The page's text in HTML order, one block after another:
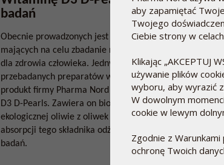
badań
Obecnie prowadzonych jest wiele badań
mających na celu zbadanie roli witaminy D
dla zdrowia człowieka. Jednym z najlepiej
przebadanych preparatów witaminy D3 jest
produkt firmy Pharma Nord – Bio-Witamina
D3 D-Pearls. Zawiera on biologicznie aktywną witaminę
ekologicznej oliwie z oliwek dla optymalnego
absorpcji tego składnika odżywczego we krwi, jak i dla
badań.
aby zapamiętać
Twojego
Ciebie strony w
Klikając „AKCEPTUJ
używanie plików
wyboru, aby wyrazić
W dowolnym
cookie w lewym
Zgodnie z
ochronę Twoich